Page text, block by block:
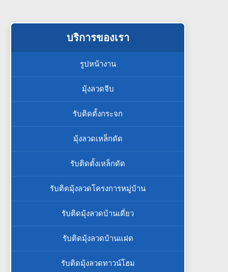
บริการของเรา
รูปหน้างาน
มุ้งลวดจีบ
รับติดตั้งกระจก
มุ้งลวดเหล็กดัด
รับติดตั้งเหล็กดัด
รับติดมุ้งลวดโครงการหมู่บ้าน
รับติดมุ้งลวดบ้านเดี่ยว
รับติดมุ้งลวดบ้านแฝด
รับติดมุ้งลวดทาวน์โฮม